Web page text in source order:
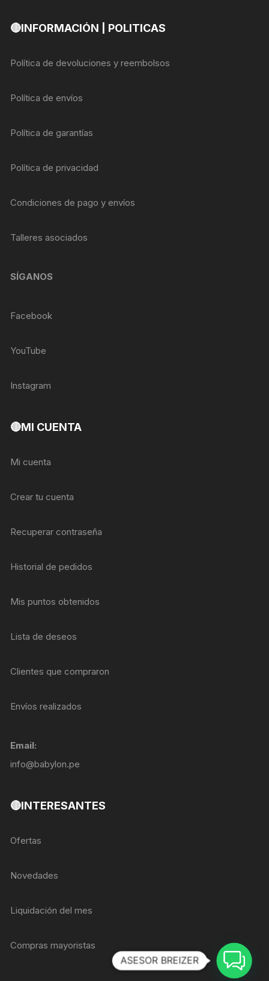
🔴INFORMACIÓN | POLITICAS
Política de devoluciones y reembolsos
Política de envíos
Política de garantías
Política de privacidad
Condiciones de pago y envíos
Talleres asociados
SÍGANOS
Facebook
YouTube
Instagram
🔴MI CUENTA
Mi cuenta
Crear tu cuenta
Recuperar contraseña
Historial de pedidos
Mis puntos obtenidos
Lista de deseos
Clientes que compraron
Envíos realizados
Email:
info@babylon.pe
🔴INTERESANTES
Ofertas
Novedades
Liquidación del mes
Compras mayoristas
ASESOR BREIZER